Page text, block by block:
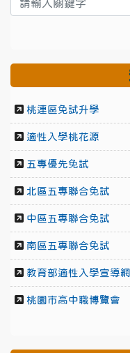
桃連區免試升學
適性入學桃花源
五專優先免試
北區五專聯合免試
中區五專聯合免試
南區五專聯合免試
教育部適性入學宣導網
桃園市高中職博覽會